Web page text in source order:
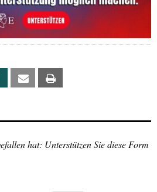
Xing Email
hat: Unterstützen Sie diese Form